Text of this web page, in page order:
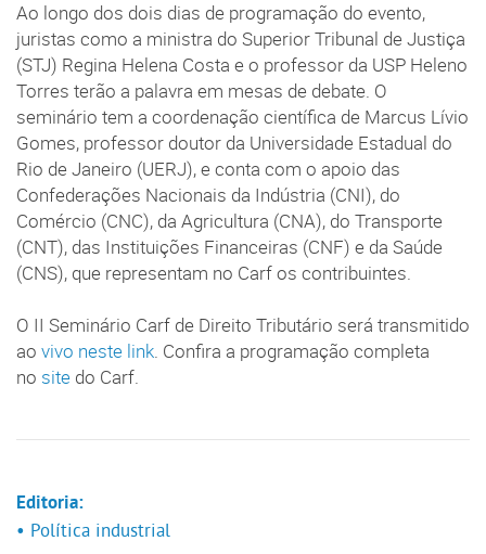
Ao longo dos dois dias de programação do evento,
juristas como a ministra do Superior Tribunal de Justiça
(STJ) Regina Helena Costa e o professor da USP Heleno
Torres terão a palavra em mesas de debate. O
seminário tem a coordenação científica de Marcus Lívio
Gomes, professor doutor da Universidade Estadual do
Rio de Janeiro (UERJ), e conta com o apoio das
Confederações Nacionais da Indústria (CNI), do
Comércio (CNC), da Agricultura (CNA), do Transporte
(CNT), das Instituições Financeiras (CNF) e da Saúde
(CNS), que representam no Carf os contribuintes.
O II Seminário Carf de Direito Tributário será transmitido
ao vivo neste link. Confira a programação completa
no site do Carf.
Editoria:
• Política industrial